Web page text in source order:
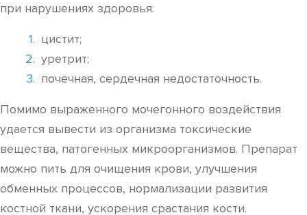
при нарушениях здоровья:
цистит;
уретрит;
почечная, сердечная недостаточность.
Помимо выраженного мочегонного воздействия
удается вывести из организма токсические
вещества, патогенных микроорганизмов. Препарат
можно пить для очищения крови, улучшения
обменных процессов, нормализации развития
костной ткани, ускорения срастания кости.